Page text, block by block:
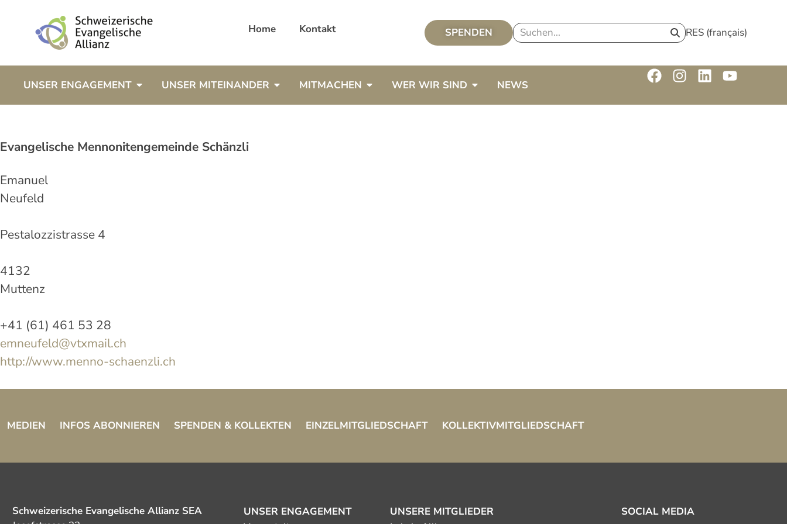
Home Kontakt SPENDEN RES (français)
UNSER ENGAGEMENT UNSER MITEINANDER MITMACHEN WER WIR SIND NEWS
Evangelische Mennonitengemeinde Schänzli
Emanuel
Neufeld
Pestalozzistrasse 4
4132
Muttenz
+41 (61) 461 53 28
emneufeld@vtxmail.ch
http://www.menno-schaenzli.ch
MEDIEN INFOS ABONNIEREN SPENDEN & KOLLEKTEN EINZELMITGLIEDSCHAFT KOLLEKTIVMITGLIEDSCHAFT
Schweizerische Evangelische Allianz SEA
UNSER ENGAGEMENT
UNSERE MITGLIEDER
SOCIAL MEDIA